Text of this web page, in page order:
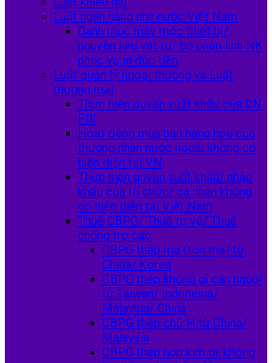
Luật ngân hàng nhà nước Việt Nam
Danh mục máy móc thiết bị/
nguyên liệu vật tư/ bộ phận linh NK
phục vụ in đúc tiền
Luật quản lý ngoại thương và Luật
thương mại
Thực hiện quyền xuất khẩu của DN
FDI
Hoạt động mua bán hàng hóa của
thương nhân nước ngoài không có
hiện diện tại VN
Thực hiện quyền xuất khẩu/ nhập
khẩu của tổ chức/ cá nhân không
có hiện diện tại Việt Nam
Thuế CBPG/ Thuế tự vệ/ Thuế
chống trợ cấp
CBPG thép mạ (tôn mạ) từ
China/ Korea
CBPG thép không gỉ cán nguội
từ Taiwan/ Indonesia/
Malaysia/ China
CBPG thép chữ H từ China/
Malaysia
CBPG thép hợp kim or không